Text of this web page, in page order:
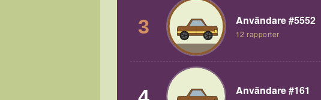
3 Användare #5552
12 rapporter
Användare #161